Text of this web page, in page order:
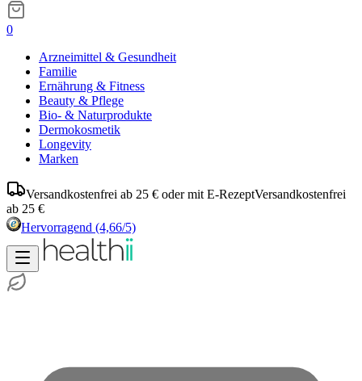
0
Arzneimittel & Gesundheit
Familie
Ernährung & Fitness
Beauty & Pflege
Bio- & Naturprodukte
Dermokosmetik
Longevity
Marken
Versandkostenfrei ab 25 € oder mit E-RezeptVersandkostenfrei
ab 25 €
Hervorragend (4,66/5)